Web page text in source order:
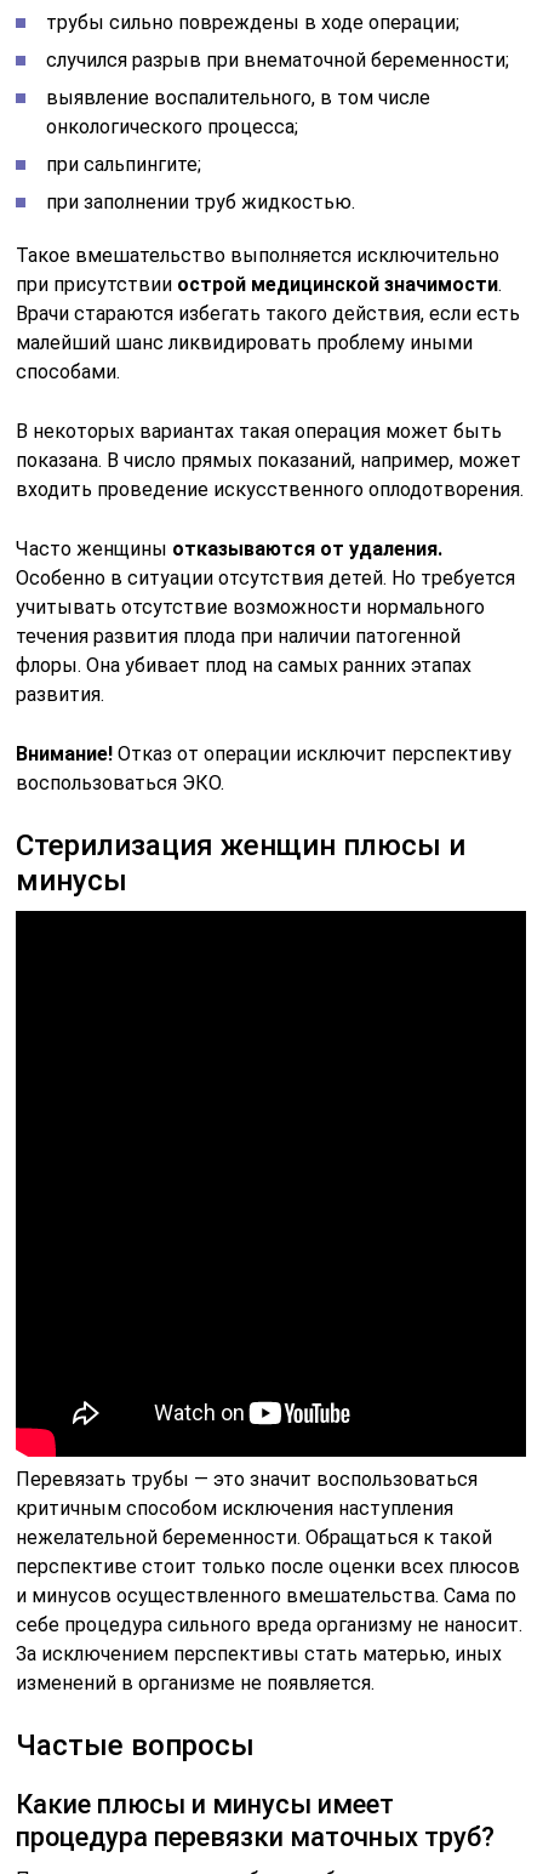
трубы сильно повреждены в ходе операции;
случился разрыв при внематочной беременности;
выявление воспалительного, в том числе
онкологического процесса;
при сальпингите;
при заполнении труб жидкостью.
Такое вмешательство выполняется исключительно
при присутствии острой медицинской значимости.
Врачи стараются избегать такого действия, если есть
малейший шанс ликвидировать проблему иными
способами.
В некоторых вариантах такая операция может быть
показана. В число прямых показаний, например, может
входить проведение искусственного оплодотворения.
Часто женщины отказываются от удаления.
Особенно в ситуации отсутствия детей. Но требуется
учитывать отсутствие возможности нормального
течения развития плода при наличии патогенной
флоры. Она убивает плод на самых ранних этапах
развития.
Внимание!Отказ от операции исключит перспективу
воспользоваться ЭКО.
Стерилизация женщин плюсы и
минусы
Перевязать трубы — это значит воспользоваться
критичным способом исключения наступления
нежелательной беременности. Обращаться к такой
перспективе стоит только после оценки всех плюсов
и минусов осуществленного вмешательства. Сама по
себе процедура сильного вреда организму не наносит.
За исключением перспективы стать матерью, иных
изменений в организме не появляется.
Частые вопросы
Какие плюсы и минусы имеет
процедура перевязки маточных труб?